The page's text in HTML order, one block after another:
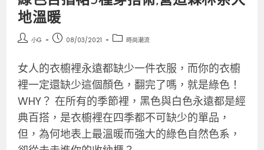
地溫暖
小G 08/03/2021 時尚潮流
女人的衣櫥裡永遠都缺少一件衣服，而你的衣櫥
裡一定還缺少這個顏色，翻完了嗎，就是綠色！
WHY？ 在所有的季節裡，黑色與白色永遠都是經
典百搭，是衣櫥裡在四季都不可缺少的單品，
但，為何地表上最溫暖而強大的綠色自然色系，